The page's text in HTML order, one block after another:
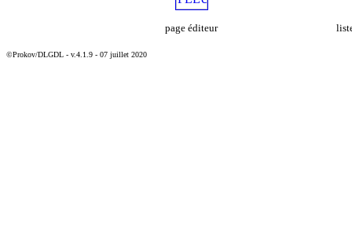
page éditeur
©Prokov/DLGDL - v.4.1.9 - 07 juillet 2020